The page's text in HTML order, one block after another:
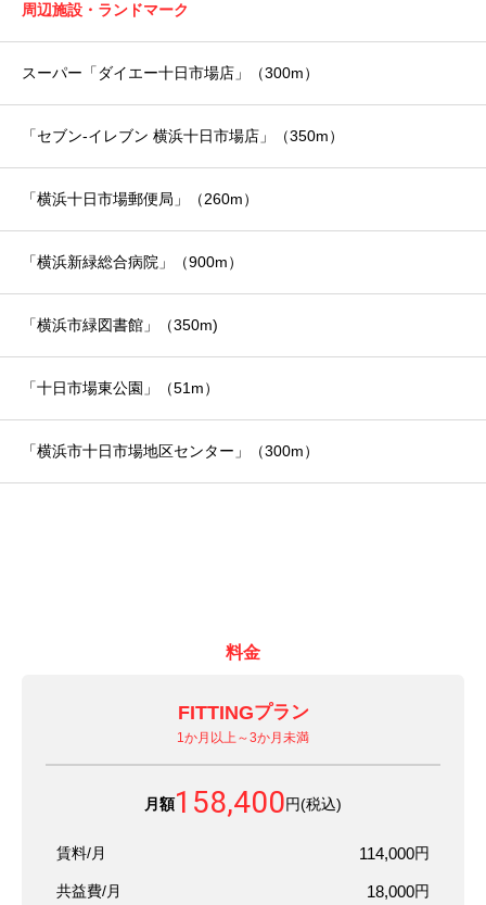
周辺施設・ランドマーク
スーパー「ダイエー十日市場店」（300m）
「セブン-イレブン 横浜十日市場店」（350m）
「横浜十日市場郵便局」（260m）
「横浜新緑総合病院」（900m）
「横浜市緑図書館」（350m)
「十日市場東公園」（51m）
「横浜市十日市場地区センター」（300m）
料金
FITTINGプラン
1か月以上～3か月未満
月額158,400円(税込)
賃料/月 114,000円
共益費/月 18,000円